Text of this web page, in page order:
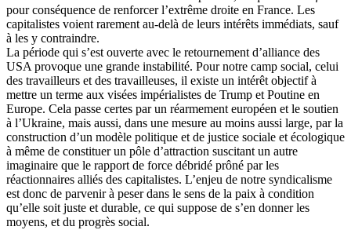
pour conséquence de renforcer l’extrême droite en France. Les
capitalistes voient rarement au-delà de leurs intérêts immédiats, sauf
à les y contraindre.
La période qui s’est ouverte avec le retournement d’alliance des
USA provoque une grande instabilité. Pour notre camp social, celui
des travailleurs et des travailleuses, il existe un intérêt objectif à
mettre un terme aux visées impérialistes de Trump et Poutine en
Europe. Cela passe certes par un réarmement européen et le soutien
à l’Ukraine, mais aussi, dans une mesure au moins aussi large, par la
construction d’un modèle politique et de justice sociale et écologique
à même de constituer un pôle d’attraction suscitant un autre
imaginaire que le rapport de force débridé prôné par les
réactionnaires alliés des capitalistes. L’enjeu de notre syndicalisme
est donc de parvenir à peser dans le sens de la paix à condition
qu’elle soit juste et durable, ce qui suppose de s’en donner les
moyens, et du progrès social.